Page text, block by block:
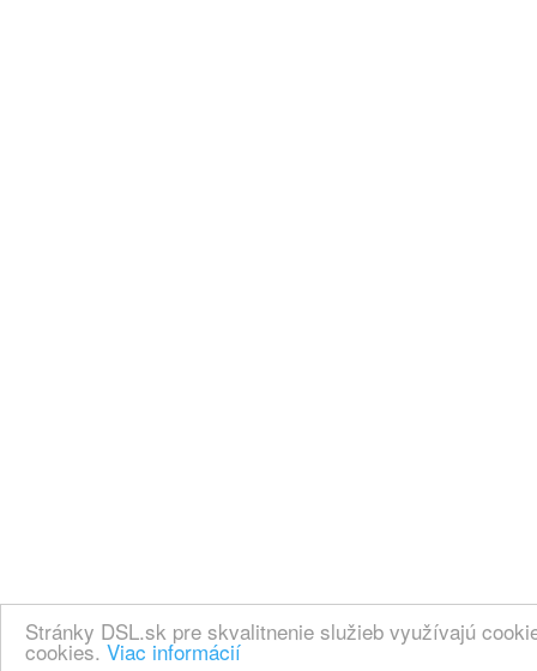
Stránky DSL.sk pre skvalitnenie služieb využívajú
cookies. Viac informácií